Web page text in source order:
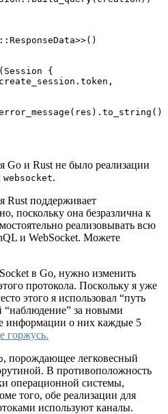
Go и Rust не было реализации
websocket.
Rust поддерживает
поскольку она безразлична к
реализовывать всю
и WebSocket. Можете
в Go, нужно изменить
протокола. Поскольку я уже
этого я использовал “путь
“наблюдение” за новыми
информации о них каждые 5
горжусь.
, порождающее легковесный
В противоположность
операционной системы,
того, обе реализации для
используют каналы.